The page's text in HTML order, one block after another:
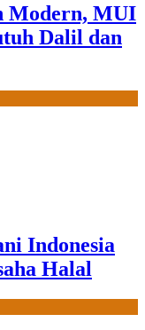
Modern, MUI
Dalil dan
Indonesia
Halal